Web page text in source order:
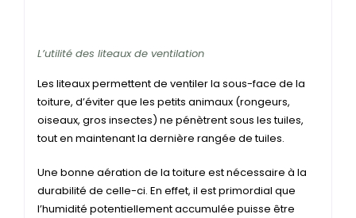
L’utilité des liteaux de ventilation
Les liteaux permettent de ventiler la sous-face de la
toiture, d’éviter que les petits animaux (rongeurs,
oiseaux, gros insectes) ne pénètrent sous les tuiles,
tout en maintenant la dernière rangée de tuiles.
Une bonne aération de la toiture est nécessaire à la
durabilité de celle-ci. En effet, il est primordial que
l’humidité potentiellement accumulée puisse être